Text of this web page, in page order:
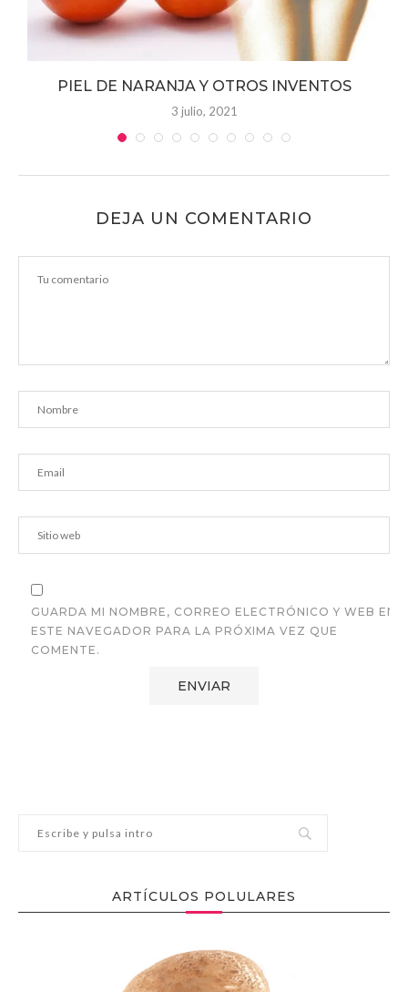
PIEL DE NARANJA Y OTROS INVENTOS
3 julio, 2021
DEJA UN COMENTARIO
GUARDA MI NOMBRE, CORREO ELECTRÓNICO Y WEB EN
ESTE NAVEGADOR PARA LA PRÓXIMA VEZ QUE
COMENTE.
ARTÍCULOS POLULARES